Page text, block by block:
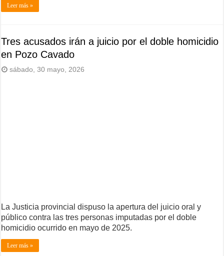
Leer más »
Tres acusados irán a juicio por el doble homicidio
en Pozo Cavado
sábado, 30 mayo, 2026
La Justicia provincial dispuso la apertura del juicio oral y
público contra las tres personas imputadas por el doble
homicidio ocurrido en mayo de 2025.
Leer más »